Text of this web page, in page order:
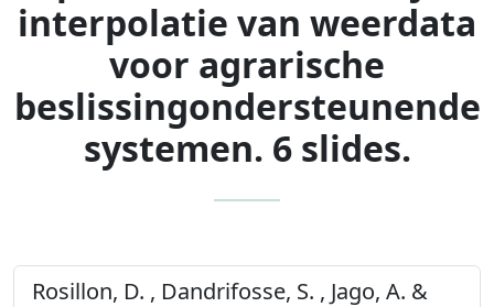
interpolatie van weerdata
voor agrarische
beslissingondersteunende
systemen. 6 slides.
Rosillon, D. , Dandrifosse, S. , Jago, A. &